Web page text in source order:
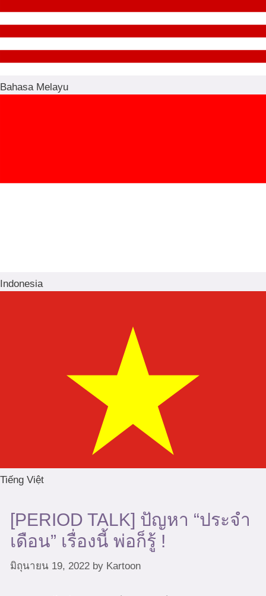
Bahasa Melayu
Indonesia
Tiếng Việt
[PERIOD TALK] ปัญหา “ประจำ
เดือน” เรื่องนี้ พ่อก็รู้ !
มิถุนายน 19, 2022 by Kartoon